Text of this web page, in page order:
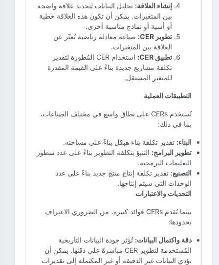
إنشاء العلاقة: تحليل البيانات لتحديد علاقة واضحة
بين المتغيرات. يمكن أن تكون هذه العلاقة خطية
أو أسية أو نماذج مناسبة أخرى.
تطوير CER:
صياغة معادلة رياضية تُعبّر عن
العلاقة بين المتغيرات.
تطبيق CER:
استخدام CER المُطورة لتقدير
تكلفة مشاريع جديدة بناءً على القيمة المقدرة
للمتغير المستقل.
التطبيقات العملية
تُستخدم CERs على نطاق واسع في مختلف الصناعات،
بما في ذلك:
البناء: تقدير تكلفة بناء هيكل بناءً على مساحته.
تطوير البرامج: التنبؤ بتكلفة التطوير بناءً على عدد سطور
التعليمات البرمجية.
التصنيع: تقدير تكلفة إنتاج منتج جديد بناءً على عدد
الوحدات التي سيتم إنتاجها.
التحديات والاعتبارات
بينما تُقدم CERs فوائد كبيرة، من الضروري الاعتراف
بحدودها:
دقة واكتمال البيانات: تُؤثر جودة البيانات التاريخية
المُستخدمة لتطوير CER مباشرةً على دقتها. يمكن أن
تؤدي البيانات غير الدقيقة أو غير المكتملة إلى تقديرات